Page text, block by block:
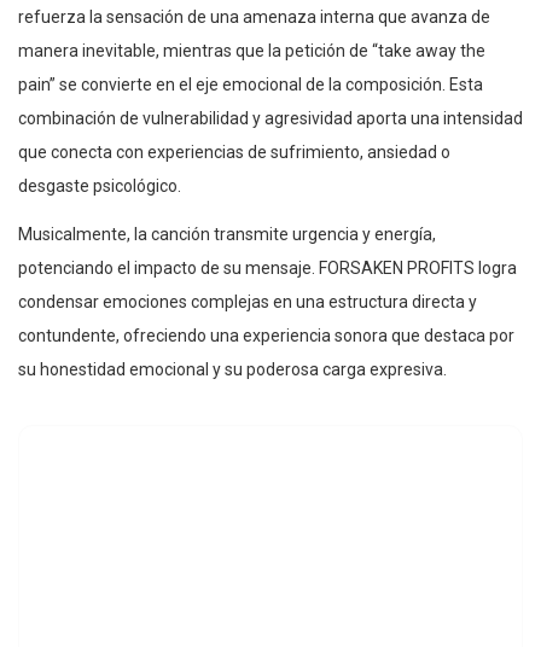
refuerza la sensación de una amenaza interna que avanza de
manera inevitable, mientras que la petición de “take away the
pain” se convierte en el eje emocional de la composición. Esta
combinación de vulnerabilidad y agresividad aporta una intensidad
que conecta con experiencias de sufrimiento, ansiedad o
desgaste psicológico.
Musicalmente, la canción transmite urgencia y energía,
potenciando el impacto de su mensaje. FORSAKEN PROFITS logra
condensar emociones complejas en una estructura directa y
contundente, ofreciendo una experiencia sonora que destaca por
su honestidad emocional y su poderosa carga expresiva.